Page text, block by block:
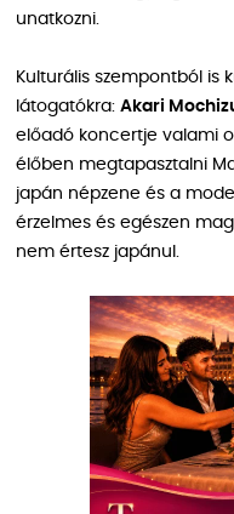
unatkozni.
Kulturális szempontból is
látogatókra: Akari
előadó koncertje valami
élőben megtapasztalni
japán népzene és a
érzelmes és egészen
nem értesz japánul.